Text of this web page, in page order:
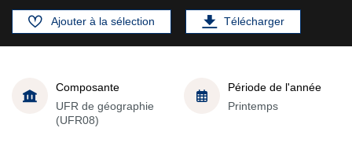
Ajouter à la sélection Télécharger
Composante
UFR de géographie
(UFR08)
Période de l'année
Printemps